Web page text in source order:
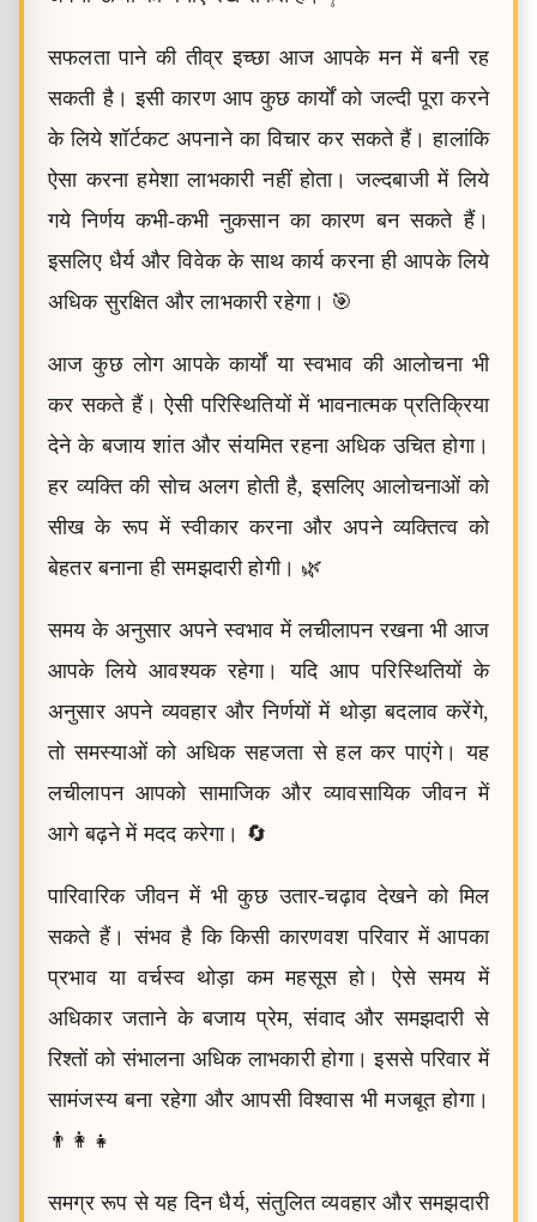
सफलता पाने की तीव्र इच्छा आज आपके मन में बनी रह
सकती है। इसी कारण आप कुछ कार्यों को जल्दी पूरा करने
के लिये शॉर्टकट अपनाने का विचार कर सकते हैं। हालांकि
ऐसा करना हमेशा लाभकारी नहीं होता। जल्दबाजी में लिये
गये निर्णय कभी-कभी नुकसान का कारण बन सकते हैं।
इसलिए धैर्य और विवेक के साथ कार्य करना ही आपके लिये
अधिक सुरक्षित और लाभकारी रहेगा। 🎯
आज कुछ लोग आपके कार्यों या स्वभाव की आलोचना भी
कर सकते हैं। ऐसी परिस्थितियों में भावनात्मक प्रतिक्रिया
देने के बजाय शांत और संयमित रहना अधिक उचित होगा।
हर व्यक्ति की सोच अलग होती है, इसलिए आलोचनाओं को
सीख के रूप में स्वीकार करना और अपने व्यक्तित्व को
बेहतर बनाना ही समझदारी होगी। 🌿
समय के अनुसार अपने स्वभाव में लचीलापन रखना भी आज
आपके लिये आवश्यक रहेगा। यदि आप परिस्थितियों के
अनुसार अपने व्यवहार और निर्णयों में थोड़ा बदलाव करेंगे,
तो समस्याओं को अधिक सहजता से हल कर पाएंगे। यह
लचीलापन आपको सामाजिक और व्यावसायिक जीवन में
आगे बढ़ने में मदद करेगा। 🔄
पारिवारिक जीवन में भी कुछ उतार-चढ़ाव देखने को मिल
सकते हैं। संभव है कि किसी कारणवश परिवार में आपका
प्रभाव या वर्चस्व थोड़ा कम महसूस हो। ऐसे समय में
अधिकार जताने के बजाय प्रेम, संवाद और समझदारी से
रिश्तों को संभालना अधिक लाभकारी होगा। इससे परिवार में
सामंजस्य बना रहेगा और आपसी विश्वास भी मजबूत होगा।
👨‍👩‍👧
समग्र रूप से यह दिन धैर्य, संतुलित व्यवहार और समझदारी